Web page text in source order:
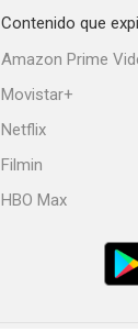
Contenido que
Amazon Prime
Movistar+
Netflix
Filmin
HBO Max